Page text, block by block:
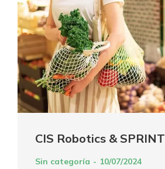
CIS Robotics & SPRINT
Sin categoría 10/07/2024